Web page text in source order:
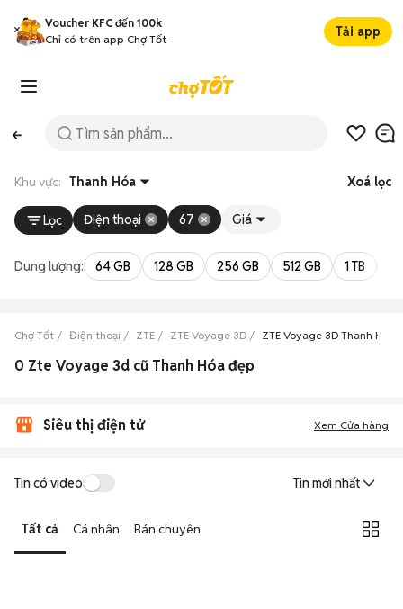
Voucher KFC đến 100k
Chỉ có trên app Chợ Tốt
Tải app
Khu vực: Thanh Hóa Xoá lọc
Lọc Điện thoại 67 Giá
Dung lượng: 64 GB 128 GB 256 GB 512 GB 1 TB
Chợ Tốt Điện thoại ZTE ZTE Voyage 3D ZTE Voyage 3D Thanh Hóa
0 Zte Voyage 3d cũ Thanh Hóa đẹp
Siêu thị điện tử Xem Cửa hàng
Tin có video Tin mới nhất
Tất cả Cá nhân Bán chuyên